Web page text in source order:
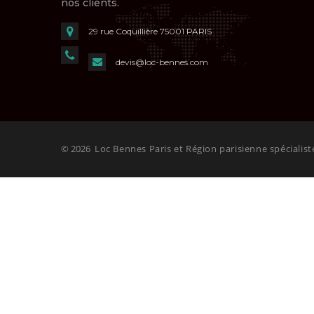
nos clients.
29 rue Coquillière 75001 PARIS
devis@loc-bennes.com
© 2026 Loc Bennes Paris et Région parisienne